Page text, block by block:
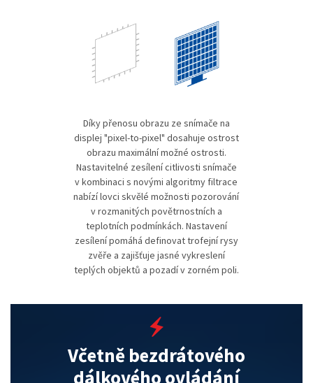
Díky přenosu obrazu ze snímače na
displej "pixel-to-pixel" dosahuje ostrost
obrazu maximální možné ostrosti.
Nastavitelné zesílení citlivosti snímače
v kombinaci s novými algoritmy filtrace
nabízí lovci skvělé možnosti pozorování
v rozmanitých povětrnostních a
teplotních podmínkách. Nastavení
zesílení pomáhá definovat trofejní rysy
zvěře a zajišťuje jasné vykreslení
teplých objektů a pozadí v zorném poli.
Včetně bezdrátového
dálkového ovládání